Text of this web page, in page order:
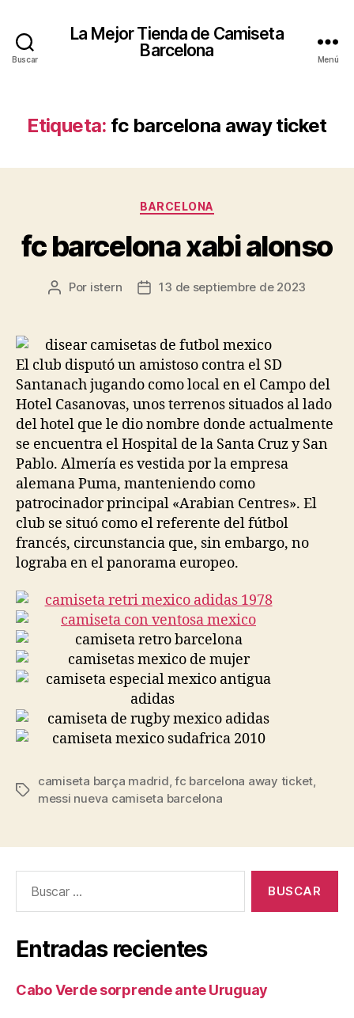
Buscar
La Mejor Tienda de Camiseta
Barcelona
Menú
Etiqueta: fc barcelona away ticket
Categorías
BARCELONA
fc barcelona xabi alonso
Autor
entrada
Por istern
Fecha
entrada
13 de septiembre de 2023
El club disputó un amistoso contra el SD
Santanach jugando como local en el Campo del
Hotel Casanovas, unos terrenos situados al lado
del hotel que le dio nombre donde actualmente
se encuentra el Hospital de la Santa Cruz y San
Pablo. Almería es vestida por la empresa
alemana Puma, manteniendo como
patrocinador principal «Arabian Centres». El
club se situó como el referente del fútbol
francés, circunstancia que, sin embargo, no
lograba en el panorama europeo.
Etiquetas
camiseta barça madrid,fc barcelona away ticket,
messi nueva camiseta barcelona
Entradas recientes
Cabo Verde sorprende ante Uruguay